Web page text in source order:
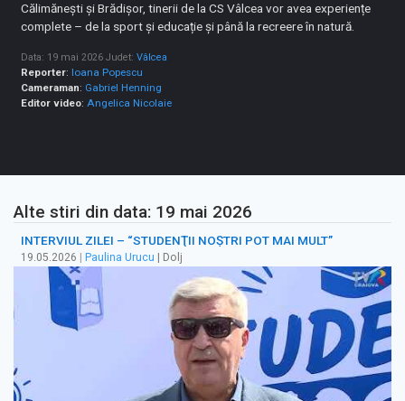
Călimănești și Brădișor, tinerii de la CS Vâlcea vor avea experiențe
complete – de la sport și educație și până la recreere în natură.
Data: 19 mai 2026 Judet:Vâlcea
Reporter: Ioana Popescu
Cameraman: Gabriel Henning
Editor video:Angelica Nicolaie
Alte stiri din data: 19 mai 2026
INTERVIUL ZILEI – “STUDENŢII NOŞTRI POT MAI MULT”
19.05.2026 Paulina Urucu | Dolj